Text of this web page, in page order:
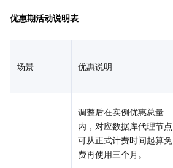
身份识别平台
腾讯云健康看板
账号相关
TencentOS Server
优惠期活动说明表
场景 优惠说明
调整后在实例优惠总量
内，对应数据库代理节点
可从正式计费时间起算免
费再使用三个月。